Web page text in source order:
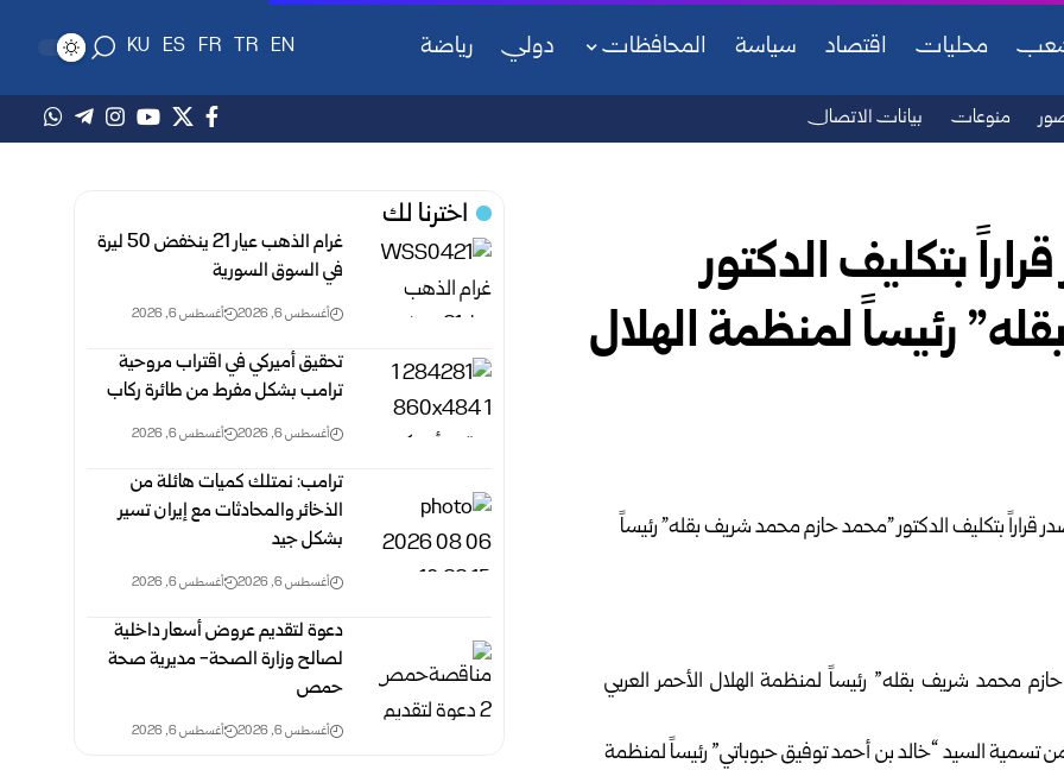
محليات اقتصاد سياسة المحافظات دولي رياضة EN
TR
FR
ES
KU
منوعات بيانات الاتصال
بتكليف الدكتور
رئيساً لمنظمة الهلال
محمد شريف بقله” رئيساً لمنظمة الهلال الأحمر العربي
قراراً بإنهاء العمل بالقرار (3590) المتضمن تسمية السيد “خالد بن أحمد توفيق حبوباتي” رئيساً لمنظمة
اخترنا لك
غرام الذهب عيار 21 ينخفض 50 ليرة
في السوق السورية‎
أغسطس 6, 2026 أغسطس 6, 2026
تحقيق أميركي في اقتراب مروحية
ترامب بشكل مفرط من طائرة ركاب
أغسطس 6, 2026 أغسطس 6, 2026
ترامب: نمتلك كميات هائلة من
الذخائر والمحادثات مع إيران تسير
بشكل جيد
أغسطس 6, 2026 أغسطس 6, 2026
دعوة لتقديم عروض أسعار داخلية
لصالح وزارة الصحة- مديرية صحة
حمص
أغسطس 6, 2026 أغسطس 6, 2026